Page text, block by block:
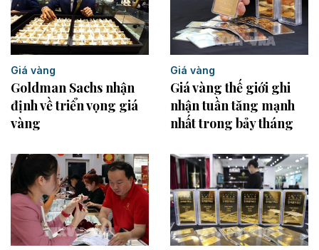
Giá vàng
Goldman Sachs nhận
định về triển vọng giá
vàng
Giá vàng
Giá vàng thế giới ghi
nhận tuần tăng mạnh
nhất trong bảy tháng